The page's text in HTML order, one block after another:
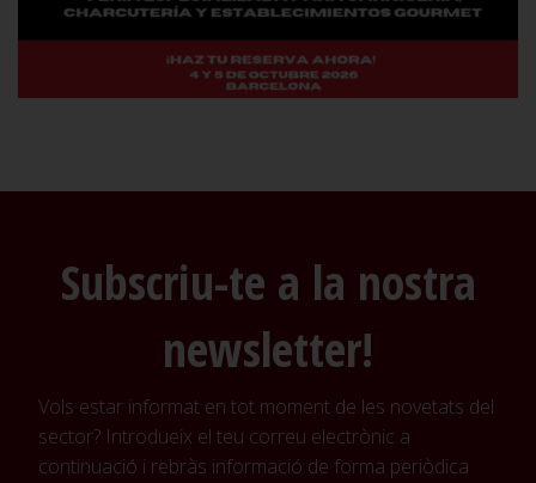
Subscriu-te a la nostra
newsletter!
Vols estar informat en tot moment de les novetats del
sector? Introdueix el teu correu electrònic a
continuació i rebràs informació de forma periòdica